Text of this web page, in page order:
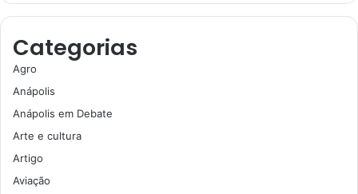
Categorias
Agro
Anápolis
Anápolis em Debate
Arte e cultura
Artigo
Aviação